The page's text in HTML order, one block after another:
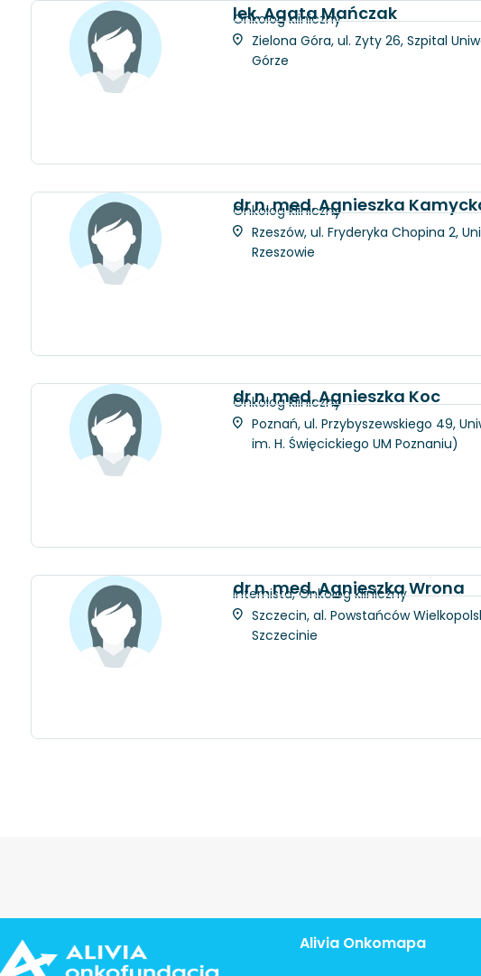
lek. Agata Mańczak
Onkolog kliniczny
Zielona Góra, ul. Zyty 26, Szpital
Górze
dr n. med. Agnieszka
Onkolog kliniczny
Rzeszów, ul. Fryderyka Chopina 2,
Rzeszowie
dr n. med. Agnieszka Koc
Onkolog kliniczny
Poznań, ul. Przybyszewskiego 49,
im. H. Święcickiego UM Poznaniu)
dr n. med. Agnieszka Wrona
Internista, Onkolog kliniczny
Szczecin, al. Powstańców
Szczecinie
Alivia Onkomapa